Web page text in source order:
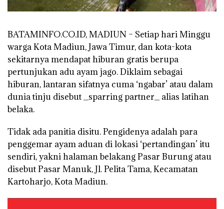
BATAMINFO.CO.ID, MADIUN – Setiap hari Minggu
warga Kota Madiun, Jawa Timur, dan kota-kota
sekitarnya mendapat hiburan gratis berupa
pertunjukan adu ayam jago. Diklaim sebagai
hiburan, lantaran sifatnya cuma ‘ngabar’ atau dalam
dunia tinju disebut _sparring partner_ alias latihan
belaka.
Tidak ada panitia disitu. Pengidenya adalah para
penggemar ayam aduan di lokasi ‘pertandingan’ itu
sendiri, yakni halaman belakang Pasar Burung atau
disebut Pasar Manuk, Jl. Pelita Tama, Kecamatan
Kartoharjo, Kota Madiun.